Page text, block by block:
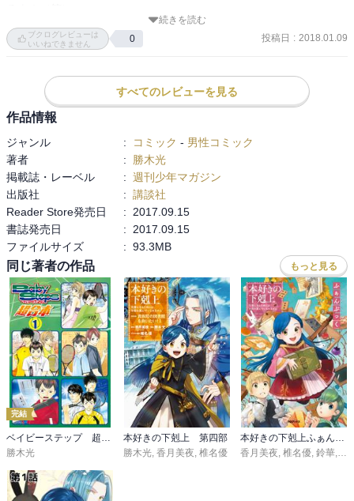
続きを読む
ブクログレビューは
いいねできません
0 投稿日 : 2018.01.09
すべてのレビューを見る
作品情報
ジャンル : コミック - 男性コミック
著者
:
勝木光
掲載誌・レーベル
: 週刊少年マガジン
出版社
: 講談社
Reader Store発売日
:
2017.09.15
書誌発売日
:
2017.09.15
ファイルサイズ
: 93.3MB
同じ著者の作品 もっと見る
完結
ベイビーステップ 超合本版
勝木光
本好きの下剋上 第四部
勝木光, 香月美夜, 椎名優
本好きの下剋上ふぁんぶっく
香月美夜, 椎名優, 鈴華, 波